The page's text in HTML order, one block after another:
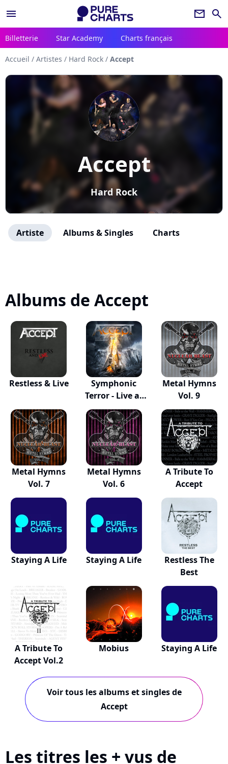
menu newsletter search
Billetterie Star Academy Charts français
Accueil / Artistes / Hard Rock / Accept
Accept
Hard Rock
Artiste Albums & Singles Charts
Albums de Accept
Restless & Live
Symphonic
Terror - Live at
Wa...
Metal Hymns
Vol. 9
Metal Hymns
Vol. 7
Metal Hymns
Vol. 6
A Tribute To
Accept
Staying A Life Staying A Life
Restless The
Best
A Tribute To
Accept Vol.2
Mobius Staying A Life
Voir tous les albums et singles de
Accept
Les titres les + vus de